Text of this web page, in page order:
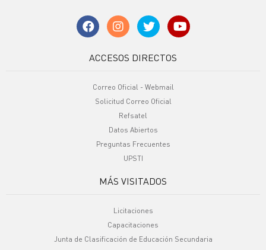
ACCESOS DIRECTOS
Correo Oficial - Webmail
Solicitud Correo Oficial
Refsatel
Datos Abiertos
Preguntas Frecuentes
UPSTI
MÁS VISITADOS
Licitaciones
Capacitaciones
Junta de Clasificación de Educación Secundaria